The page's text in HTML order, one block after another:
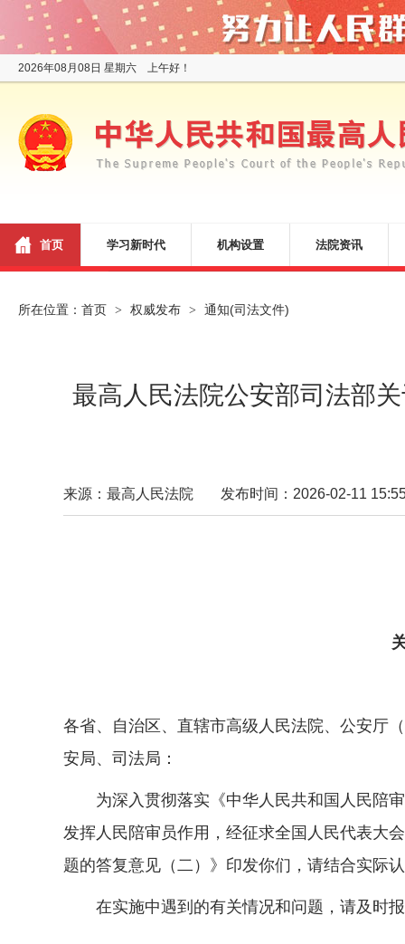
2026年08月08日 星期六 上午好！
首页 学习新时代 机构设置 法院资讯
所在位置： 首页 > 权威发布 > 通知(司法文件)
最高人民法院公安部司法部
来源：最高人民法院 发布时间：2026-02-11
各省、自治区、直辖市高级人民法院、公安厅
安局、司法局：
为深入贯彻落实《中华人民共和国人民陪审
发挥人民陪审员作用，经征求全国人民代表大
题的答复意见（二）》印发你们，请结合实际
在实施中遇到的有关情况和问题，请及时报